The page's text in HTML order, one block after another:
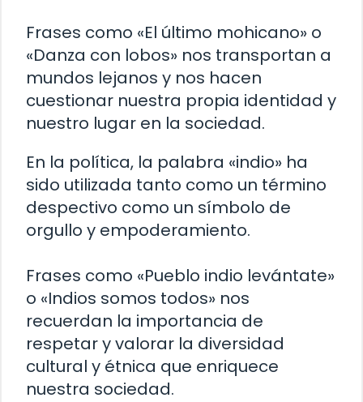
Frases como «El último mohicano» o
«Danza con lobos» nos transportan a
mundos lejanos y nos hacen
cuestionar nuestra propia identidad y
nuestro lugar en la sociedad.
En la política, la palabra «indio» ha
sido utilizada tanto como un término
despectivo como un símbolo de
orgullo y empoderamiento.
Frases como «Pueblo indio levántate»
o «Indios somos todos» nos
recuerdan la importancia de
respetar y valorar la diversidad
cultural y étnica que enriquece
nuestra sociedad.